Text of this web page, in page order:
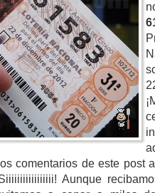
comentarios de este post
Aunque